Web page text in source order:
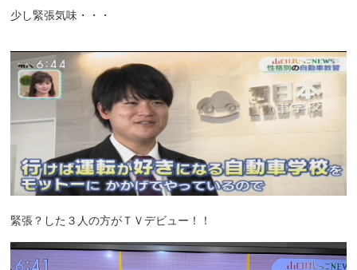
少し緊張気味・・・
緊張？した３人の方がＴＶデビュー！！